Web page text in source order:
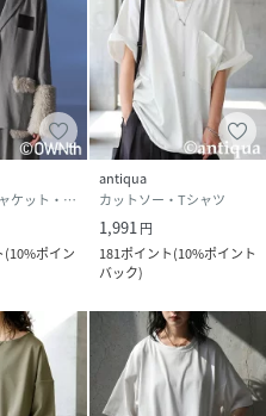
テーラードジャケット・ブレザー
(10%ポイン
antiqua
カットソー・Tシャツ
1,991 円
181ポイント(10%ポイント
バック)